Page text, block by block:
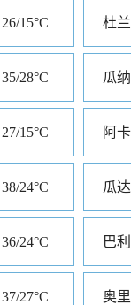
26/15°C 杜
35/28°C 瓜
27/15°C 阿
38/24°C 瓜
36/24°C 巴
37/27°C 奥